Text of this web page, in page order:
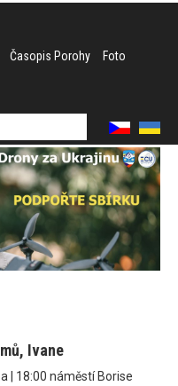
Časopis Porohy Foto
Ivane
| 18:00 náměstí Borise